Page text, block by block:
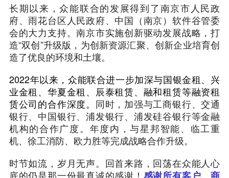
长期以来，众能联合的发展得到了南京市人民政
府、雨花台区人民政府、中国（南京）软件谷管委
会的大力支持。南京市实施创新驱动发展战略，打
造“双创”升级版，为创新资源汇聚、创新企业培育创
造了优良的环境和土壤。
2022年以来，众能联合进一步加深与国银金租、兴
业金租、华夏金租、辰泰租赁、融和租赁等融资租
赁公司的合作深度。 同时，加强与工商银行、交通
银行、中国银行、浦发银行、浦发硅谷银行等金融
机构的合作广度。年度内，与星邦智能、临工重
机、徐工消防、欧力胜等完成战略合作升级。
时节如流，岁月无声。回首来路，回荡在众能人心
底的仍是那一份最真诚的感谢！